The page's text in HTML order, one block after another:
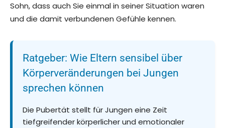
Sohn, dass auch Sie einmal in seiner Situation waren
und die damit verbundenen Gefühle kennen.
Ratgeber: Wie Eltern sensibel über
Körperveränderungen bei Jungen
sprechen können
Die Pubertät stellt für Jungen eine Zeit
tiefgreifender körperlicher und emotionaler